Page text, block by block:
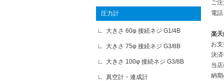
ご
電
楽
お
決
当
納
圧力計
大きさ 60φ 接続ネジ G1/4B
大きさ 75φ 接続ネジ G3/8B
大きさ 100φ 接続ネジ G3/8B
真空計・連成計